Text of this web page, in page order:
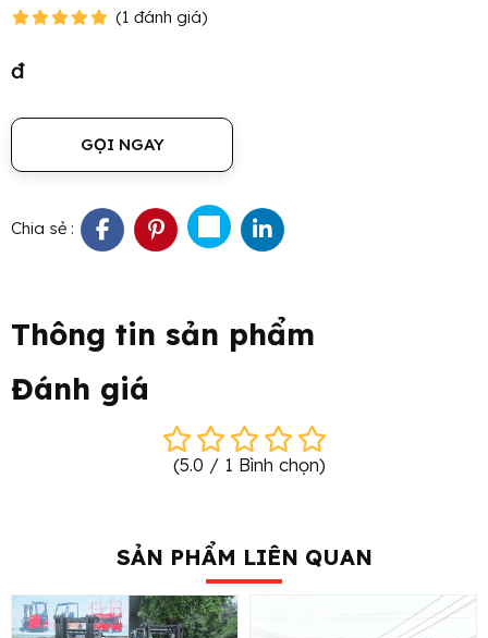
(1 đánh giá)
đ
GỌI NGAY
Chia sẻ :
Thông tin sản phẩm
Đánh giá
(5.0 / 1 Bình chọn)
SẢN PHẨM LIÊN QUAN